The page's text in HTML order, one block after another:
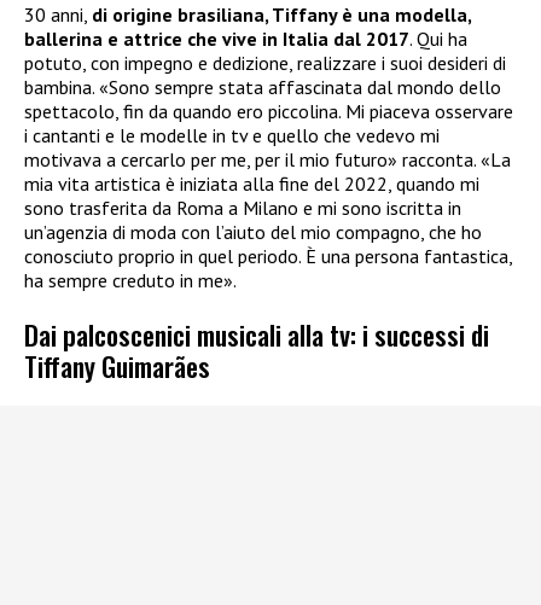
30 anni, di origine brasiliana, Tiffany è una modella,
ballerina e attrice che vive in Italia dal 2017. Qui ha
potuto, con impegno e dedizione, realizzare i suoi desideri di
bambina. «Sono sempre stata affascinata dal mondo dello
spettacolo, fin da quando ero piccolina. Mi piaceva osservare
i cantanti e le modelle in tv e quello che vedevo mi
motivava a cercarlo per me, per il mio futuro» racconta. «La
mia vita artistica è iniziata alla fine del 2022, quando mi
sono trasferita da Roma a Milano e mi sono iscritta in
un’agenzia di moda con l’aiuto del mio compagno, che ho
conosciuto proprio in quel periodo. È una persona fantastica,
ha sempre creduto in me».
Dai palcoscenici musicali alla tv: i successi di
Tiffany Guimarães